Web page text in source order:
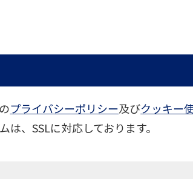
プライバシーポリシー及びクッキー
、SSLに対応しております。